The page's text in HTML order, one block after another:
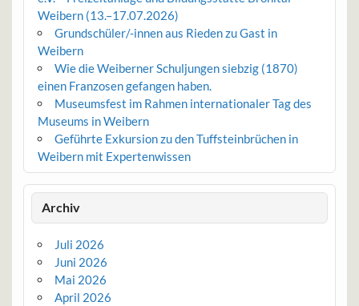
Weibern (13.–17.07.2026)
Grundschüler/-innen aus Rieden zu Gast in
Weibern
Wie die Weiberner Schuljungen siebzig (1870)
einen Franzosen gefangen haben.
Museumsfest im Rahmen internationaler Tag des
Museums in Weibern
Geführte Exkursion zu den Tuffsteinbrüchen in
Weibern mit Expertenwissen
Archiv
Juli 2026
Juni 2026
Mai 2026
April 2026